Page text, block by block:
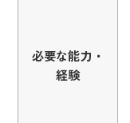
必要な能力・
経験